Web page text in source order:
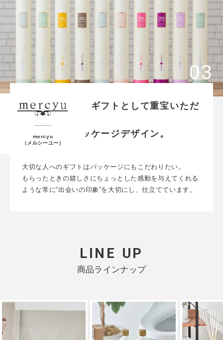
mercyu
（メルシーユー）
上質な印象で、ギフトとして重宝いただ
こだわりのパッケージデザイン。
大切な人へのギフトはパッケージにもこだわりたい。
もらったときの嬉しさにちょっとした感動を与えてくれる
ような常に“出会いの印象”を大切にし、仕立てています。
LINE UP
商品ラインナップ